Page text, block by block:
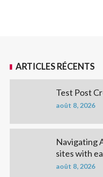
ARTICLES RÉCENTS
Test Post
août 8, 2026
Navigating
sites with
août 8, 2026